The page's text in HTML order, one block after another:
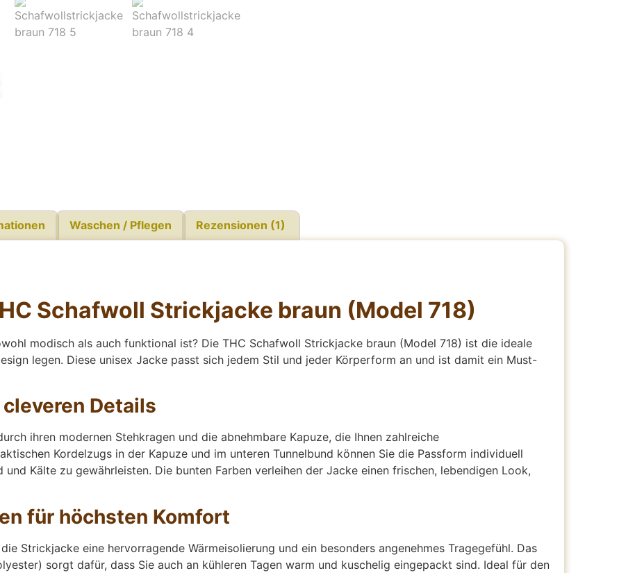
Waschen / Pflegen Rezensionen (1)
Schafwoll Strickjacke braun (Model 718)
modisch als auch funktional ist? Die THC Schafwoll Strickjacke braun (Model 718) ist die ideale
legen. Diese unisex Jacke passt sich jedem Stil und jeder Körperform an und ist damit ein Must-
Details
ihren modernen Stehkragen und die abnehmbare Kapuze, die Ihnen zahlreiche
Kordelzugs in der Kapuze und im unteren Tunnelbund können Sie die Passform individuell
Kälte zu gewährleisten. Die bunten Farben verleihen der Jacke einen frischen, lebendigen Look,
für höchsten Komfort
Strickjacke eine hervorragende Wärmeisolierung und ein besonders angenehmes Tragegefühl. Das
sorgt dafür, dass Sie auch an kühleren Tagen warm und kuschelig eingepackt sind. Ideal für den